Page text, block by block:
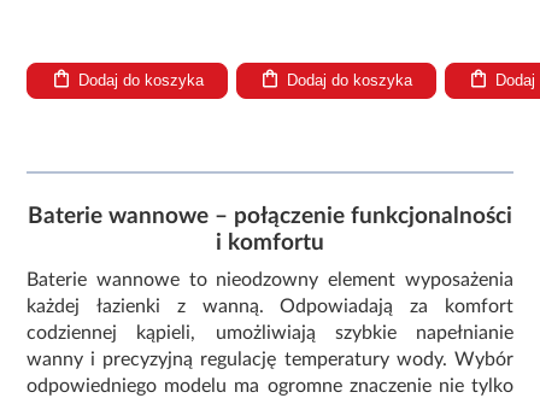
Dodaj do koszyka Dodaj do koszyka
Baterie wannowe – połączenie funkcjonalności
i komfortu
Baterie wannowe to nieodzowny element wyposażenia
każdej łazienki z wanną. Odpowiadają za komfort
codziennej kąpieli, umożliwiają szybkie napełnianie
wanny i precyzyjną regulację temperatury wody. Wybór
odpowiedniego modelu ma ogromne znaczenie nie tylko